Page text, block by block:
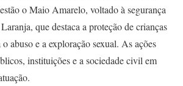
o Maio Amarelo, voltado à segurança
que destaca a proteção de crianças
abuso e a exploração sexual. As ações
instituições e a sociedade civil em